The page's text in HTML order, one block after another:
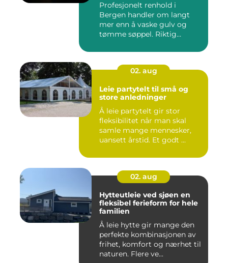
Profesjonelt renhold i
Bergen handler om langt
mer enn å vaske gulv og
tømme søppel. Riktig
02. aug
Leie partytelt til små og
store anledninger
Å leie partytelt gir stor
fleksibilitet når man skal
samle mange mennesker,
uansett årstid. Et godt ...
02. aug
Hytteutleie ved sjøen en
fleksibel ferieform for hele
familien
Å leie hytte gir mange den
perfekte kombinasjonen av
frihet, komfort og nærhet til
naturen. Flere ve...